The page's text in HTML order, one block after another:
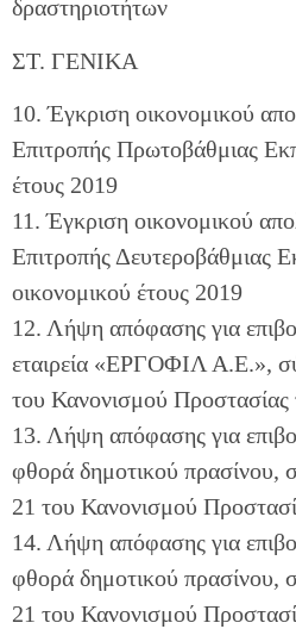
δραστηριοτήτων
ΣΤ. ΓΕΝΙΚΑ
10. Έγκριση οικονομικού
Επιτροπής Πρωτοβάθμιας
έτους 2019
11. Έγκριση οικονομικού
Επιτροπής Δευτεροβάθμιας
οικονομικού έτους 2019
12. Λήψη απόφασης για
εταιρεία «ΕΡΓΟΦΙΛ Α.Ε.»,
του Κανονισμού Προστασίας
13. Λήψη απόφασης για
φθορά δημοτικού πρασίνου,
21 του Κανονισμού
14. Λήψη απόφασης για
φθορά δημοτικού πρασίνου,
21 του Κανονισμού